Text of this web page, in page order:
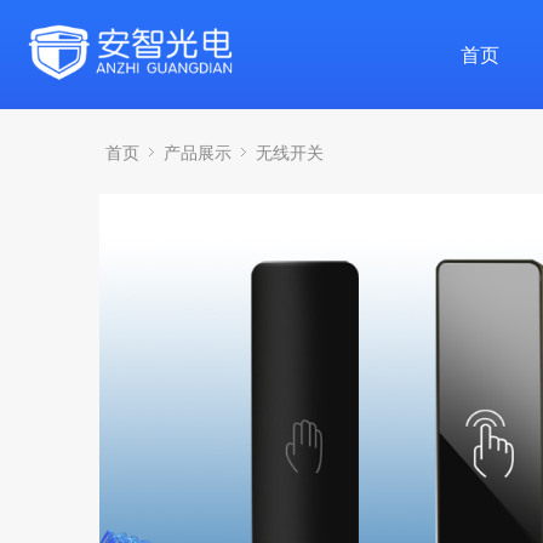
首页
首页 产品展示 无线开关